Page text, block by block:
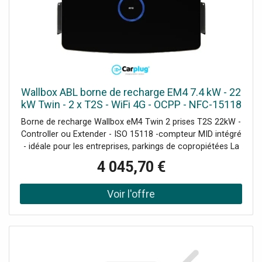
Wallbox ABL borne de recharge EM4 7.4 kW - 22
kW Twin - 2 x T2S - WiFi 4G - OCPP - NFC-15118
Borne de recharge Wallbox eM4 Twin 2 prises T2S 22kW -
Controller ou Extender - ISO 15118 -compteur MID intégré
- idéale pour les entreprises, parkings de copropiétées La
borne de recharge ABL Wallbox eM4 Twin est la solution
idéale pour les entreprises, les résidences, les parkings et
même les foyers. Dotée de prises de type 2S avec volets
de protection, cette borne de recharge doubles permet la
intuitive Avec plusieurs options d'entrée pour le câble
4 045,70 €